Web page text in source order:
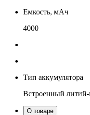
Емкость, мАч
4000
Тип аккумулятора
Встроенный
О товаре